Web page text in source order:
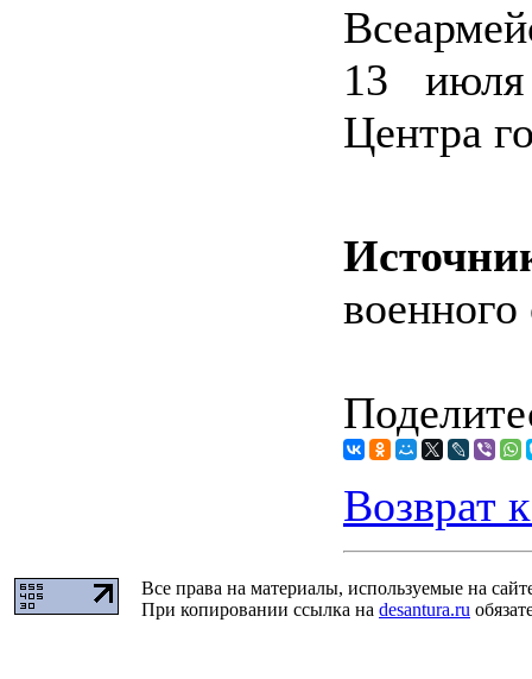
13
Центра
военного
Возврат
Все права на материалы, используемые на
При копировании ссылка на desantura.ru